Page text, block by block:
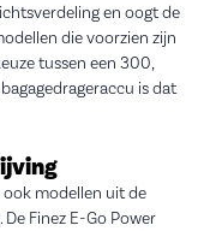
en oogt de
die voorzien zijn
tussen een 300,
is dat
modellen uit de
Finez E-Go Power